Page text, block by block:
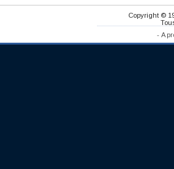
Copyright ©
- A